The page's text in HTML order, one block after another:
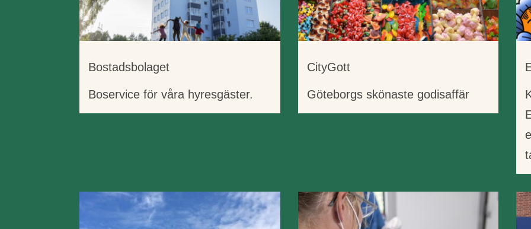
Bostadsbolaget
Boservice för våra hyresgäster.
CityGott
Göteborgs skönaste godisaffär